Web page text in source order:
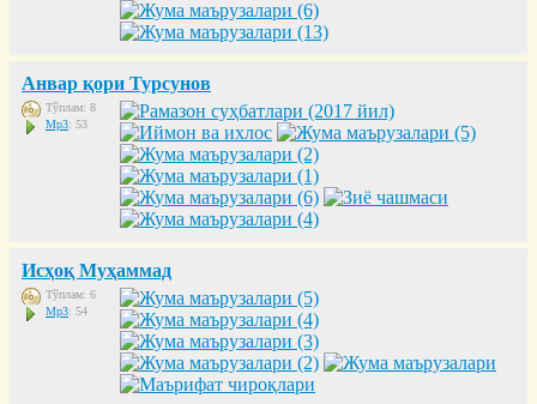
Анвар қори Турсунов
Тўплам: 8
Mp3: 53
Исҳоқ Муҳаммад
Тўплам: 6
Mp3: 54